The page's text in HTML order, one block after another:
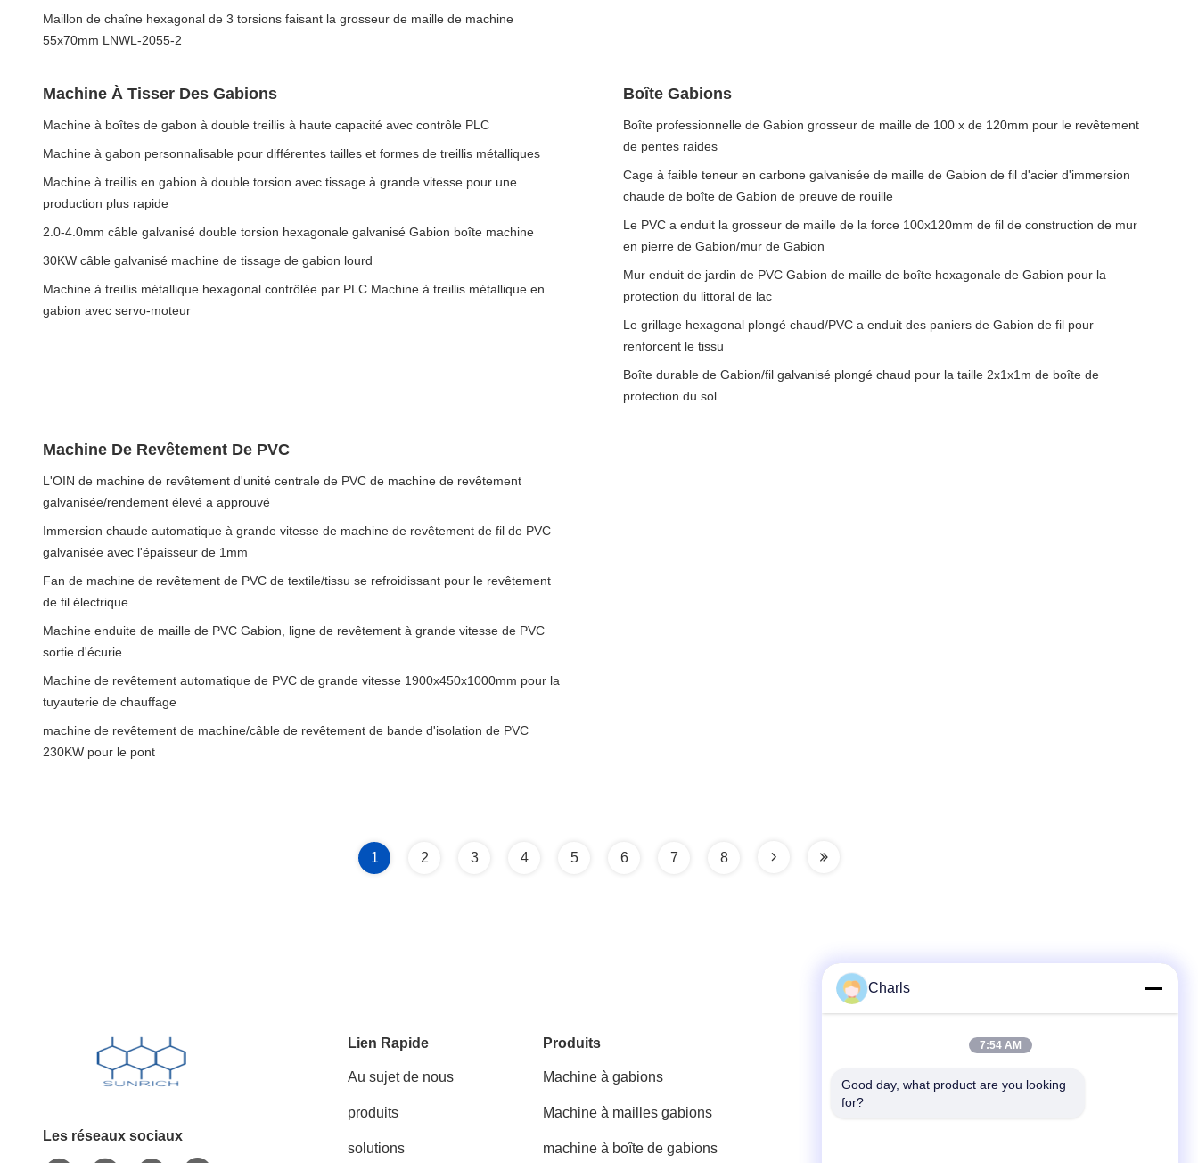
Maillon de chaîne hexagonal de 3 torsions faisant la grosseur de maille de machine
55x70mm LNWL-2055-2
Machine À Tisser Des Gabions
Machine à boîtes de gabon à double treillis à haute capacité avec contrôle PLC
Machine à gabon personnalisable pour différentes tailles et formes de treillis métalliques
Machine à treillis en gabion à double torsion avec tissage à grande vitesse pour une
production plus rapide
2.0-4.0mm câble galvanisé double torsion hexagonale galvanisé Gabion boîte machine
30KW câble galvanisé machine de tissage de gabion lourd
Machine à treillis métallique hexagonal contrôlée par PLC Machine à treillis métallique en
gabion avec servo-moteur
Boîte Gabions
Boîte professionnelle de Gabion grosseur de maille de 100 x de 120mm pour le revêtement
de pentes raides
Cage à faible teneur en carbone galvanisée de maille de Gabion de fil d'acier d'immersion
chaude de boîte de Gabion de preuve de rouille
Le PVC a enduit la grosseur de maille de la force 100x120mm de fil de construction de mur
en pierre de Gabion/mur de Gabion
Mur enduit de jardin de PVC Gabion de maille de boîte hexagonale de Gabion pour la
protection du littoral de lac
Le grillage hexagonal plongé chaud/PVC a enduit des paniers de Gabion de fil pour
renforcent le tissu
Boîte durable de Gabion/fil galvanisé plongé chaud pour la taille 2x1x1m de boîte de
protection du sol
Machine De Revêtement De PVC
L'OIN de machine de revêtement d'unité centrale de PVC de machine de revêtement
galvanisée/rendement élevé a approuvé
Immersion chaude automatique à grande vitesse de machine de revêtement de fil de PVC
galvanisée avec l'épaisseur de 1mm
Fan de machine de revêtement de PVC de textile/tissu se refroidissant pour le revêtement
de fil électrique
Machine enduite de maille de PVC Gabion, ligne de revêtement à grande vitesse de PVC
sortie d'écurie
Machine de revêtement automatique de PVC de grande vitesse 1900x450x1000mm pour la
tuyauterie de chauffage
machine de revêtement de machine/câble de revêtement de bande d'isolation de PVC
230KW pour le pont
1 2 3 4 5 6 7 8
Les réseaux sociaux
Lien Rapide
Au sujet de nous
produits
solutions
Produits
Machine à gabions
Machine à mailles gabions
machine à boîte de gabions
Contactez rapidement
Téléphone
Charls
7:54 AM
Good day, what product are you looking
for?